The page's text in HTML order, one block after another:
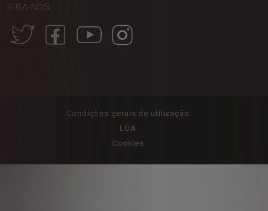
SIGA-NOS
Condições gerais de utilização
LOA
Cookies